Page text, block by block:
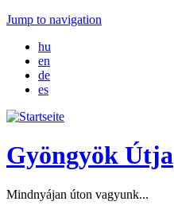
Jump to navigation
hu
en
de
es
Gyöngyök Útja
Mindnyájan úton vagyunk...